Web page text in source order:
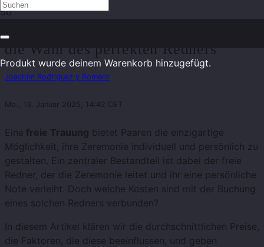
Produkt wurde deinem Warenkorb hinzugefügt.
die Wahl des perfekten Redners
Joachim Rodriguez y Romero
Mo., 13. Januar 2025, 14:42 CET
Eine freie Trauung bietet Paaren die einzigartige
Möglichkeit, ihre Zeremonie individuell und persönlich zu
gestalten. Ein zentraler Bestandteil ist dabei der freie
Redner, der die Zeremonie leitet und ihr eine persönliche
Note verleiht. Doch welche Kosten sind mit der Buchung
eines solchen Redners verbunden?
In diesem Artikel klären wir die durchschnittlichen Preise,
die Faktoren, die diese beeinflussen, und geben